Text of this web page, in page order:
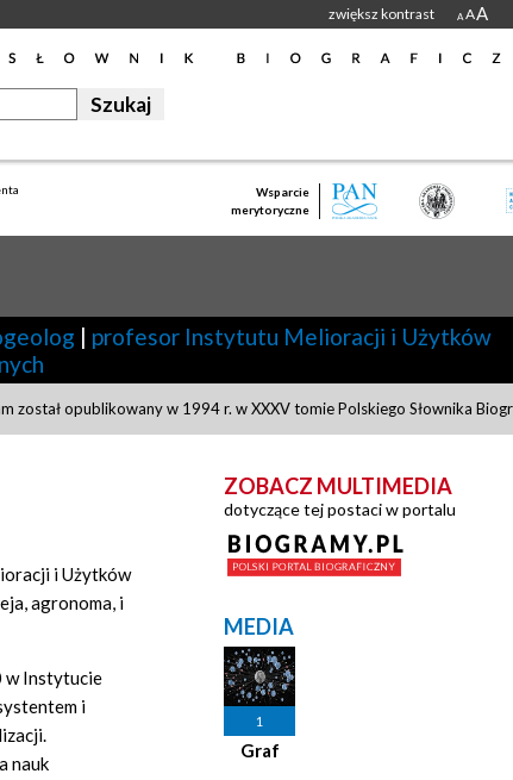
zwiększ kontrast A AA
Wsparcie
merytoryczne
| profesor Instytutu Melioracji i Użytków
został opublikowany w 1994 r. w XXXV tomie Polskiego Słownika
i Użytków
agronoma, i
w Instytucie
i
nauk
ZOBACZ MULTIMEDIA
dotyczące tej postaci w portalu
MEDIA
1
Graf